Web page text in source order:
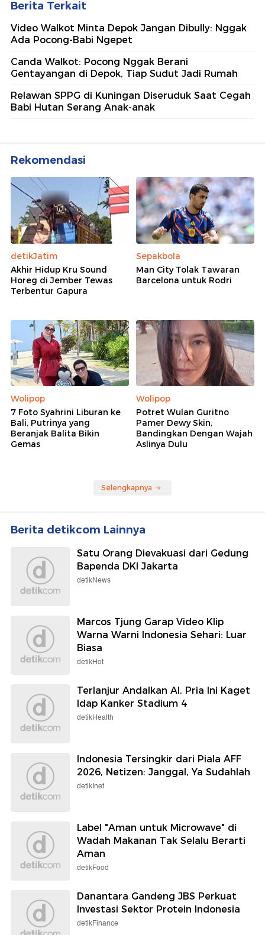
Berita Terkait
Video Walkot Minta Depok Jangan Dibully: Nggak
Ada Pocong-Babi Ngepet
Canda Walkot: Pocong Nggak Berani
Gentayangan di Depok, Tiap Sudut Jadi Rumah
Relawan SPPG di Kuningan Diseruduk Saat Cegah
Babi Hutan Serang Anak-anak
Rekomendasi
detikJatim
Akhir Hidup Kru Sound
Horeg di Jember Tewas
Terbentur Gapura
Sepakbola
Man City Tolak Tawaran
Barcelona untuk Rodri
Wolipop
7 Foto Syahrini Liburan ke
Bali, Putrinya yang
Beranjak Balita Bikin
Gemas
Wolipop
Potret Wulan Guritno
Pamer Dewy Skin,
Bandingkan Dengan Wajah
Aslinya Dulu
Selengkapnya
Berita detikcom Lainnya
Satu Orang Dievakuasi dari Gedung
Bapenda DKI Jakarta
detikNews
Marcos Tjung Garap Video Klip
Warna Warni Indonesia Sehari: Luar
Biasa
detikHot
Terlanjur Andalkan AI, Pria Ini Kaget
Idap Kanker Stadium 4
detikHealth
Indonesia Tersingkir dari Piala AFF
2026, Netizen: Janggal, Ya Sudahlah
detikInet
Label "Aman untuk Microwave" di
Wadah Makanan Tak Selalu Berarti
Aman
detikFood
Danantara Gandeng JBS Perkuat
Investasi Sektor Protein Indonesia
detikFinance